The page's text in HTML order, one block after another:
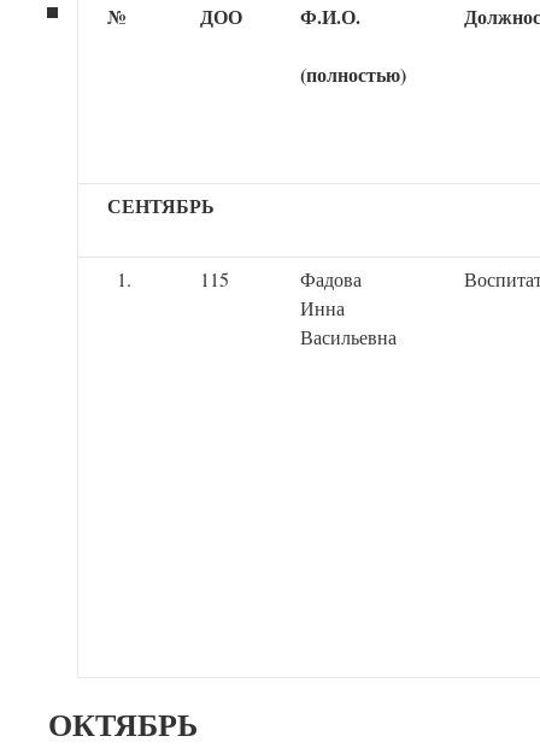
№ ДОО Ф.И.О.
(полностью)
СЕНТЯБРЬ
115
Фадова
Инна
Васильевна
ОКТЯБРЬ